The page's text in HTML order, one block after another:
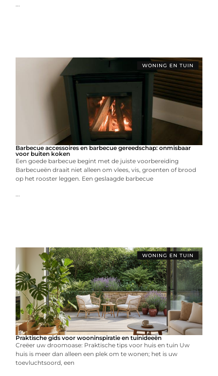
...
WONING EN TUIN
Barbecue accessoires en barbecue gereedschap: onmisbaar
voor buiten koken
Een goede barbecue begint met de juiste voorbereiding
Barbecueën draait niet alleen om vlees, vis, groenten of brood
op het rooster leggen. Een geslaagde barbecue
...
WONING EN TUIN
Praktische gids voor wooninspiratie en tuinideeën
Creëer uw droomoase: Praktische tips voor huis en tuin Uw
huis is meer dan alleen een plek om te wonen; het is uw
toevluchtsoord, een